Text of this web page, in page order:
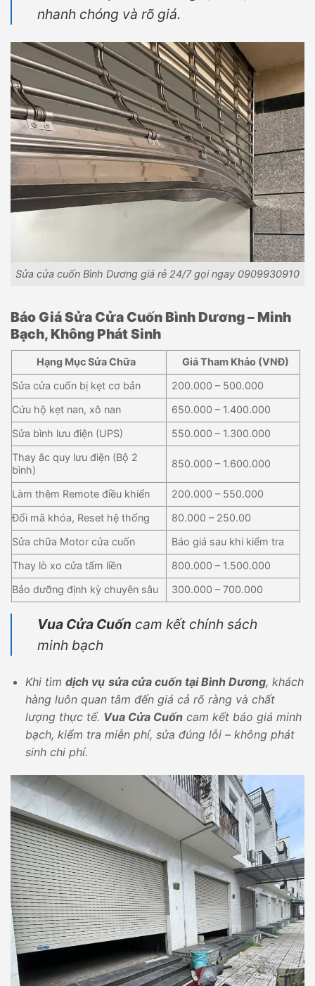
nhanh chóng và rõ giá.
Sửa cửa cuốn Bình Dương giá rẻ 24/7 gọi ngay 0909930910
Báo Giá Sửa Cửa Cuốn Bình Dương – Minh
Bạch, Không Phát Sinh
Hạng Mục Sửa Chữa
Giá Tham Khảo (VNĐ)
Sửa cửa cuốn bị kẹt cơ bản
200.000 – 500.000
Cứu hộ kẹt nan, xô nan
650.000 – 1.400.000
Sửa bình lưu điện (UPS)
550.000 – 1.300.000
Thay ắc quy lưu điện (Bộ 2
bình)
850.000 – 1.600.000
Làm thêm Remote điều khiển
200.000 – 550.000
Đổi mã khóa, Reset hệ thống
80.000 – 250.00
Sửa chữa Motor cửa cuốn
Báo giá sau khi kiểm tra
Thay lò xo cửa tấm liền
800.000 – 1.500.000
Bảo dưỡng định kỳ chuyên sâu
300.000 – 700.000
Vua Cửa Cuốn cam kết chính sách
minh bạch
Khi tìm dịch vụ sửa cửa cuốn tại Bình Dương, khách
hàng luôn quan tâm đến giá cả rõ ràng và chất
lượng thực tế. Vua Cửa Cuốncam kết báo giá minh
bạch, kiểm tra miễn phí, sửa đúng lỗi – không phát
sinh chi phí.